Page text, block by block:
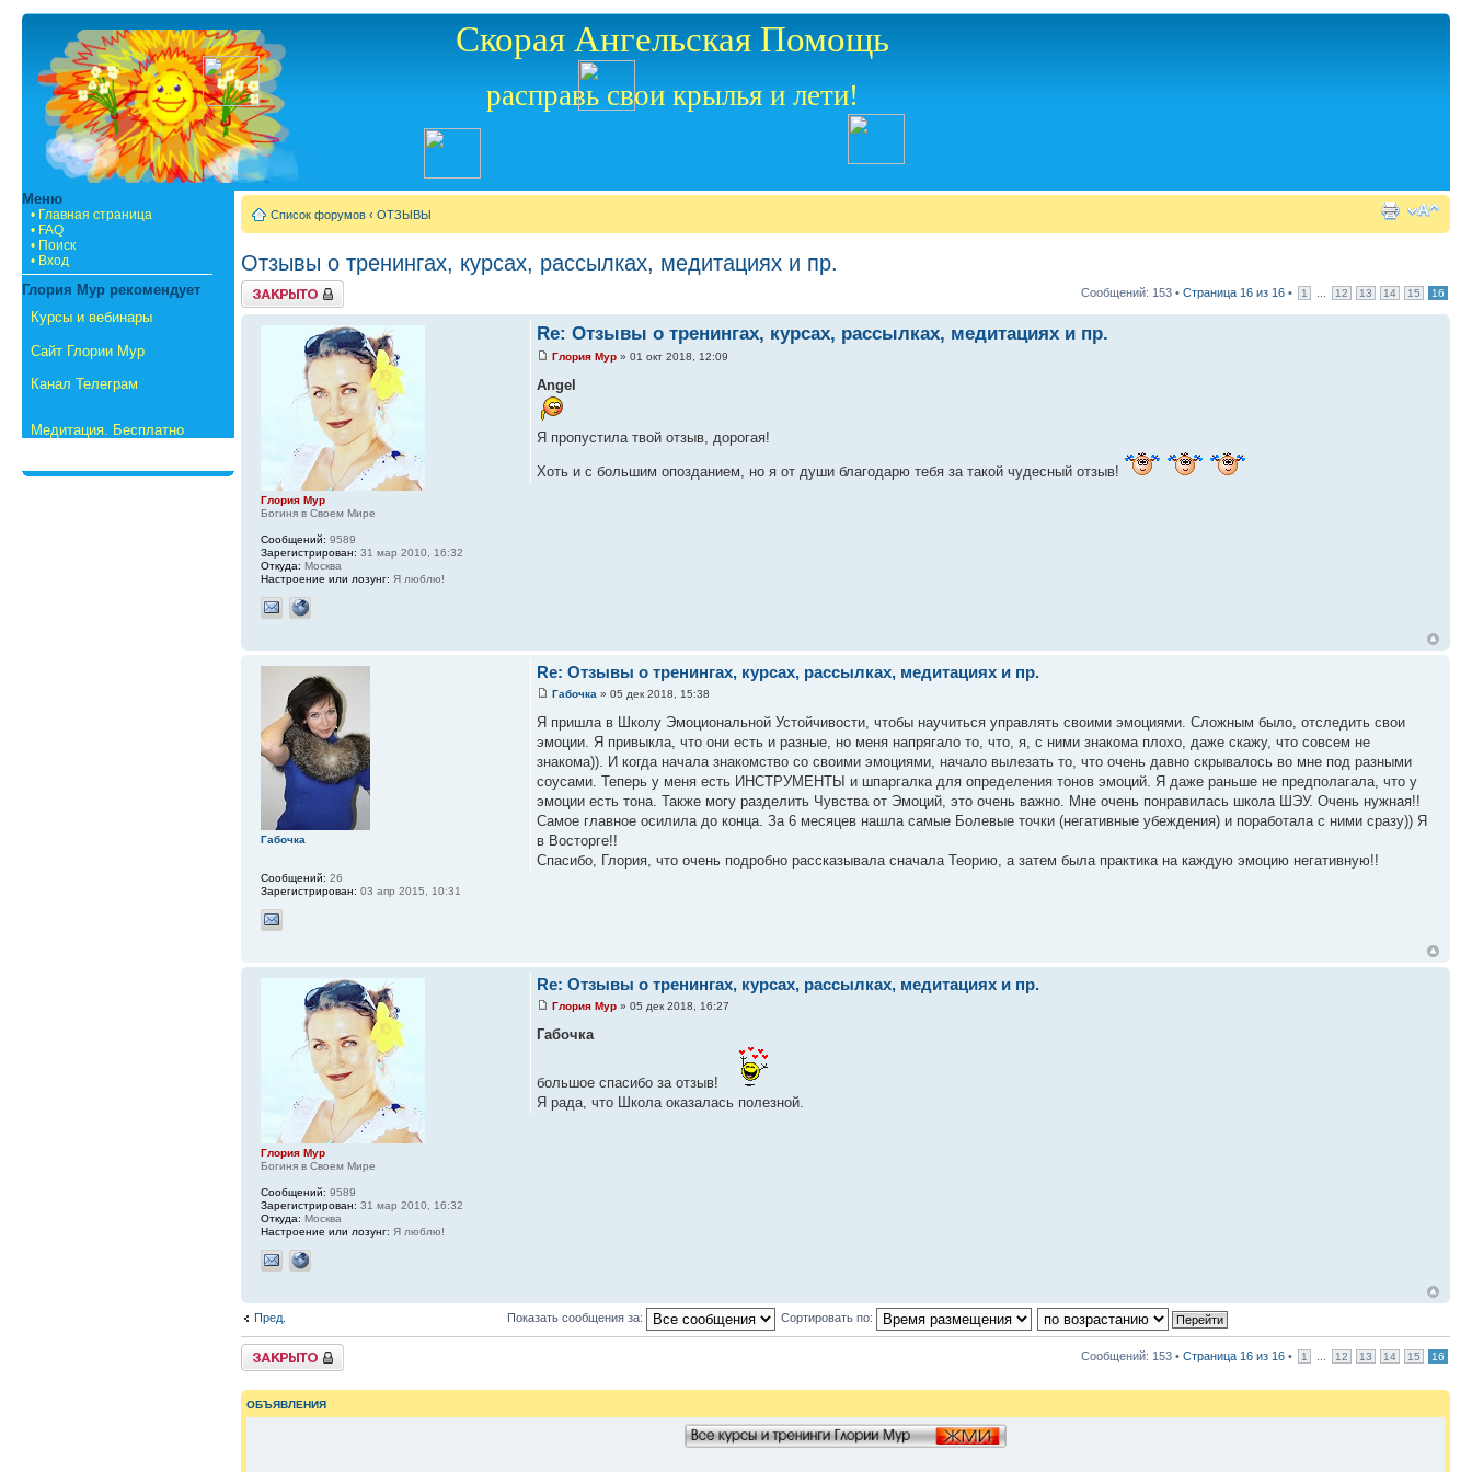
Скорая Ангельская Помощь
расправь свои крылья и лети!
Меню
• Главная страница
• FAQ
• Поиск
• Вход
Глория Мур рекомендует
Курсы и вебинары
Сайт Глории Мур
Канал Телеграм
Медитация. Бесплатно
Список форумов ‹ ОТЗЫВЫ
Отзывы о тренингах, курсах, рассылках, медитациях и пр.
{
TOPIC_LOCKED_SHORT
}
Сообщений: 153 • Страница 16 из 16 • 1 12 13 14 15 16
Re: Отзывы о тренингах, курсах, рассылках, медитациях и пр.
Глория Мур » 01 окт 2018, 12:09
Angel
Я пропустила твой отзыв, дорогая!
Хоть и с большим опозданием, но я от души благодарю тебя за такой чудесный отзыв!
Глория Мур
Богиня в Своем Мире
Сообщений: 9589
Зарегистрирован: 31 мар 2010, 16:32
Откуда: Москва
Настроение или лозунг: Я люблю!
Re: Отзывы о тренингах, курсах, рассылках, медитациях и пр.
Габочка » 05 дек 2018, 15:38
Я пришла в Школу Эмоциональной Устойчивости, чтобы научиться управлять своими эмоциями. Сложным было, отследить свои
эмоции. Я привыкла, что они есть и разные, но меня напрягало то, что, я, с ними знакома плохо, даже скажу, что совсем не
знакома)). И когда начала знакомство со своими эмоциями, начало вылезать то, что очень давно скрывалось во мне под разными
соусами. Теперь у меня есть ИНСТРУМЕНТЫ и шпаргалка для определения тонов эмоций. Я даже раньше не предполагала, что у
эмоции есть тона. Также могу разделить Чувства от Эмоций, это очень важно. Мне очень понравилась школа ШЭУ. Очень нужная!!
Самое главное осилила до конца. За 6 месяцев нашла самые Болевые точки (негативные убеждения) и поработала с ними сразу)) Я
в Восторге!!
Спасибо, Глория, что очень подробно рассказывала сначала Теорию, а затем была практика на каждую эмоцию негативную!!
Габочка
Сообщений: 26
Зарегистрирован: 03 апр 2015, 10:31
Re: Отзывы о тренингах, курсах, рассылках, медитациях и пр.
Глория Мур » 05 дек 2018, 16:27
Габочка
большое спасибо за отзыв!
Я рада, что Школа оказалась полезной.
Глория Мур
Богиня в Своем Мире
Сообщений: 9589
Зарегистрирован: 31 мар 2010, 16:32
Откуда: Москва
Настроение или лозунг: Я люблю!
Пред. Показать сообщения за: Сортировать по:
{
TOPIC_LOCKED_SHORT
Сообщений: 153 • Страница 16 из 16 • 1 12 13 14 15 16
ОБЪЯВЛЕНИЯ